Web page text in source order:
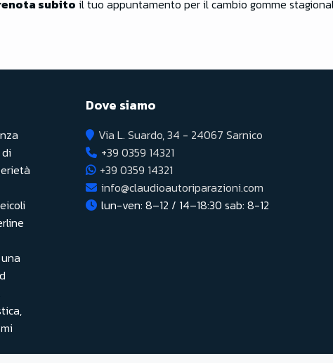
subito il tuo appuntamento per il cambio gomme
Dove siamo
Via L. Suardo, 34 - 24067 Sarnico
+39 0359 14321
+39 0359 14321
info@claudioautoriparazioni.com
lun-ven: 8–12 / 14–18:30 sab: 8-12